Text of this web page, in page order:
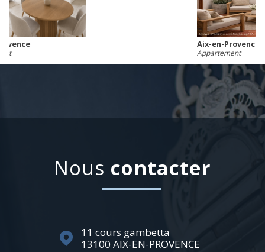
nous contacter
11 cours gambetta
13100 AIX-EN-PROVENCE